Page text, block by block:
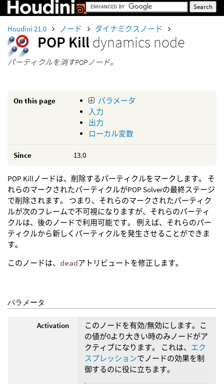
Houdini 21.0 ノード ダイナミクスノード
POP Killdynamics node
パーティクルを消すPOPノード。
On this page
パラメータ
入力
出力
ローカル変数
Since 13.0
POP Killノードは、削除するパーティクルをマークします。 そ
れらのマークされたパーティクルがPOP Solverの最終ステージ
で削除されます。 つまり、それらのマークされたパーティク
ルが次のフレームで不可視になりますが、それらのパーティ
クルは、後のノードで利用可能です。 例えば、それらのパー
ティクルから新しくパーティクルを発生させることができま
す。
このノードは、 deadアトリビュートを修正します。
パラメータ
Activation
このノードを有効/無効にします。こ
の値が0より大きい時のみノードがア
クティブになります。 これは、 エク
スプレッションでノードの効果を制
御するのに役に立ちます。